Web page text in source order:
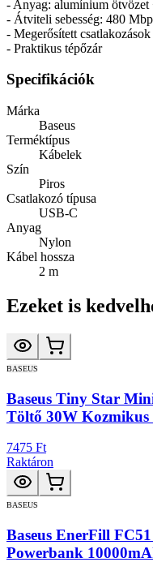
- Anyag: alumínium ötvözet
- Átviteli sebesség: 480
- Megerősített csatlakozások
- Praktikus tépőzár
Specifikációk
Márka
Baseus
Terméktípus
Kábelek
Szín
Piros
Csatlakozó típusa
USB-C
Anyag
Nylon
Kábel hossza
2 m
Ezeket is
BASEUS
Baseus Tiny Star
Töltő 30W Kozmikus
7475 Ft
Raktáron
BASEUS
Baseus EnerFill
Powerbank